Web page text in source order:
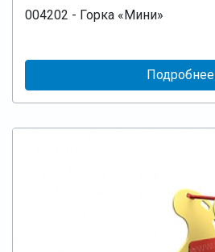
004202 - Горка «Мини»
Подробнее